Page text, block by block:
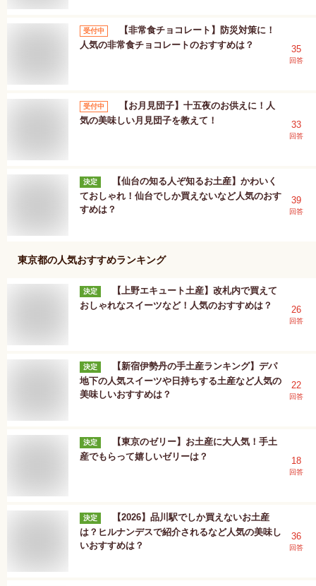
受付中
【非常食チョコレート】防災対策に！
人気の非常食チョコレートのおすすめは？
35
回答
受付中
【お月見団子】十五夜のお供えに！人
気の美味しい月見団子を教えて！
33
回答
決定
【仙台の知る人ぞ知るお土産】かわいく
ておしゃれ！仙台でしか買えないなど人気のおす
すめは？
39
回答
東京都の人気おすすめランキング
決定
【上野エキュート土産】改札内で買えて
おしゃれなスイーツなど！人気のおすすめは？
26
回答
決定
【新宿伊勢丹の手土産ランキング】デパ
地下の人気スイーツや日持ちする土産など人気の
美味しいおすすめは？
22
回答
決定
【東京のゼリー】お土産に大人気！手土
産でもらって嬉しいゼリーは？
18
回答
決定
【2026】品川駅でしか買えないお土産
は？ヒルナンデスで紹介されるなど人気の美味し
いおすすめは？
36
回答